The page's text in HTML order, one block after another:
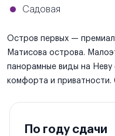
Садовая
Остров первых —
Матисова острова.
панорамные виды на
комфорта и
По году сдачи